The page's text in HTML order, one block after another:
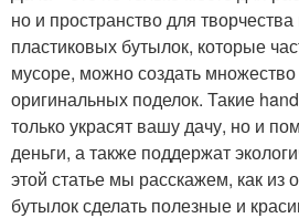
но и пространство для
пластиковых бутылок, которые
мусоре, можно создать
оригинальных поделок. Такие
только украсят вашу дачу, но и
деньги, а также поддержат
этой статье мы расскажем, как из
бутылок сделать полезные и